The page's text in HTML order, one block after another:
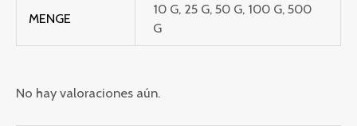
MENGE
10 G, 25 G, 50 G, 100 G, 500
G
No hay valoraciones aún.